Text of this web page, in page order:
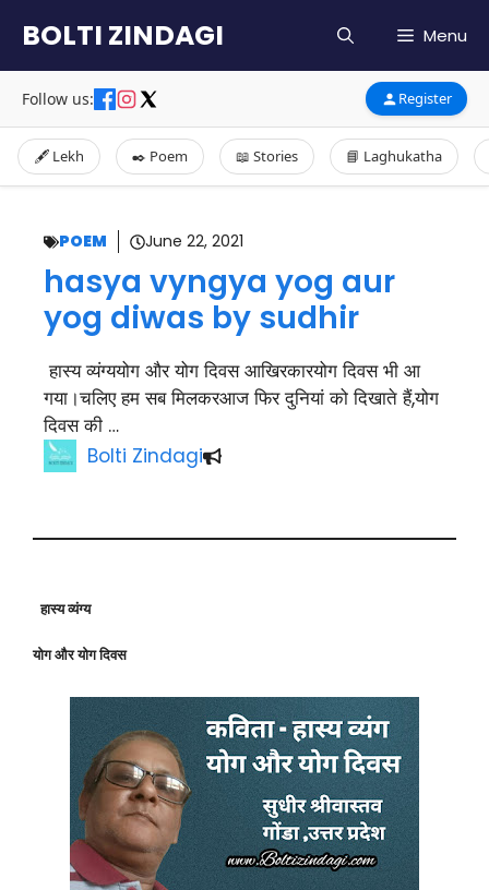
content
BOLTI ZINDAGI Menu
Follow us: Register
🖋️ Lekh ✒️ Poem 📖 Stories 📘 Laghukatha
POEM June 22, 2021
hasya vyngya yog aur
yog diwas by sudhir
हास्य व्यंग्ययोग और योग दिवस आखिरकारयोग दिवस भी आ
गया।चलिए हम सब मिलकरआज फिर दुनियां को दिखाते हैं,योग
दिवस की …
Bolti Zindagi
हास्य व्यंग्य
योग और योग दिवस